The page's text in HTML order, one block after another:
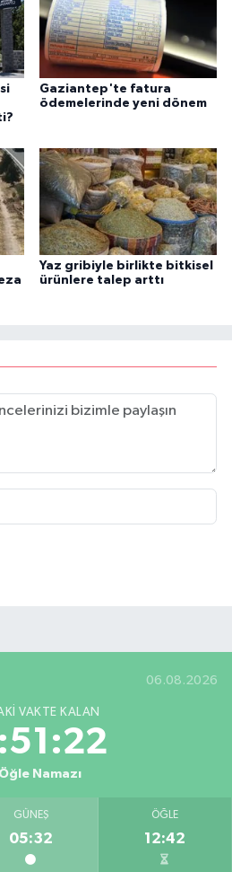
Gaziantep'te fatura
ödemelerinde yeni dönem
Yaz gribiyle birlikte bitkisel
ürünlere talep arttı
06.08.2026
VAKTE KALAN
Öğle Namazı
GÜNEŞ
05:32
ÖĞLE
12:42